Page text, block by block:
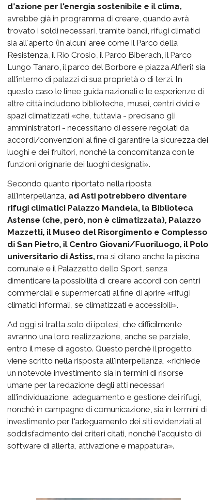
d'azione per l'energia sostenibile e il clima,
avrebbe già in programma di creare, quando avrà
trovato i soldi necessari, tramite bandi, rifugi climatici
sia all'aperto (in alcuni aree come il Parco della
Resistenza, il Rio Crosio, il Parco Biberach, il Parco
Lungo Tanaro, il parco del Borbore e piazza Alfieri) sia
all'interno di palazzi di sua proprietà o di terzi. In
questo caso le linee guida nazionali e le esperienze di
altre città includono biblioteche, musei, centri civici e
spazi climatizzati «che, tuttavia - precisano gli
amministratori - necessitano di essere regolati da
accordi/convenzioni al fine di garantire la sicurezza dei
luoghi e dei fruitori, nonché la concomitanza con le
funzioni originarie dei luoghi designati».
Secondo quanto riportato nella riposta
all'interpellanza, ad Asti potrebbero diventare
rifugi climatici Palazzo Mandela, la Biblioteca
Astense (che, però, non è climatizzata), Palazzo
Mazzetti, il Museo del Risorgimento e Complesso
di San Pietro, il Centro Giovani/Fuoriluogo, il Polo
universitario di Astiss, ma si citano anche la piscina
comunale e il Palazzetto dello Sport, senza
dimenticare la possibilità di creare accordi con centri
commerciali e supermercati al fine di aprire «rifugi
climatici informali, se climatizzati e accessibili».
Ad oggi si tratta solo di ipotesi, che difficilmente
avranno una loro realizzazione, anche se parziale,
entro il mese di agosto. Questo perché il progetto,
viene scritto nella risposta all'interpellanza, «richiede
un notevole investimento sia in termini di risorse
umane per la redazione degli atti necessari
all'individuazione, adeguamento e gestione dei rifugi,
nonché in campagne di comunicazione, sia in termini di
investimento per l'adeguamento dei siti evidenziati al
soddisfacimento dei criteri citati, nonché l'acquisto di
software di allerta, attivazione e mappatura».